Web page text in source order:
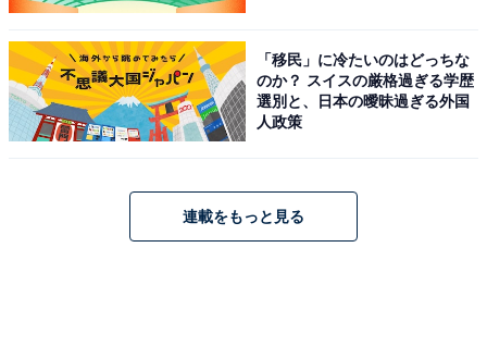
谷温泉から毎日運ばれる源泉を楽しめます。夜空を見上
げながら入浴できる屋上の露天風呂と3階の大浴場「奥
湯河原の湯」が自慢で、ドライサウナ、20度前後の水風
呂も完備。食事処「約念ダイニング」では季節のこだわ
りメニューも楽しめます。平日880円で利用できます。
10:00～翌9:00(入浴は8:00まで)※第3月曜日は休館日
「移民」に冷たいのはどっちな
のか？ スイスの厳格過ぎる学歴
選別と、日本の曖昧過ぎる外国
人政策
連載をもっと見る